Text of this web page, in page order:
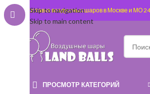
Skip to navigation
Skip to main content
Доставка воздушных шаров в Москве и МО
ПРОСМОТР КАТЕГОРИЙ